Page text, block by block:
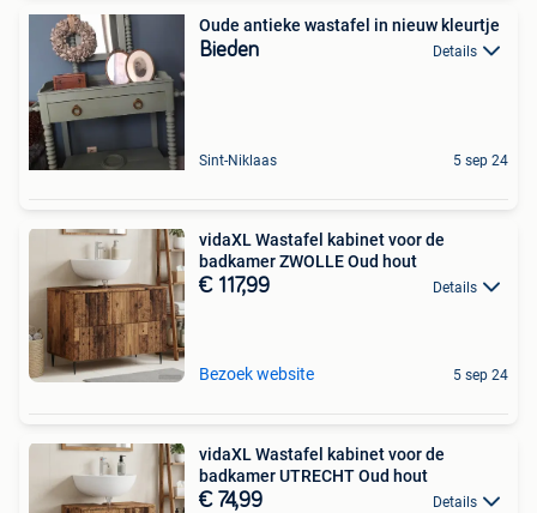
Oude antieke wastafel in nieuw kleurtje
Bieden Details
Sint-Niklaas 5 sep 24
vidaXL Wastafel kabinet voor de
badkamer ZWOLLE Oud hout
€ 117,99 Details
Bezoek website 5 sep 24
vidaXL Wastafel kabinet voor de
badkamer UTRECHT Oud hout
€ 74,99 Details